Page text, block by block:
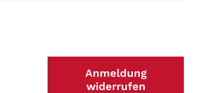
Anmeldung
widerrufen